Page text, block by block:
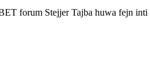
forum Stejjer Tajba huwa fejn